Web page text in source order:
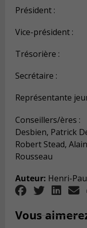
Président :
Vice-président :
Trésorière :
Secrétaire :
Représentante
Conseillers/ères
Desbien, Patrick
Robert Stead,
Rousseau
Auteur: Henri-
Vous